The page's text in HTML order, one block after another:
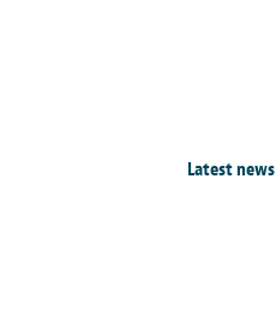
Latest news